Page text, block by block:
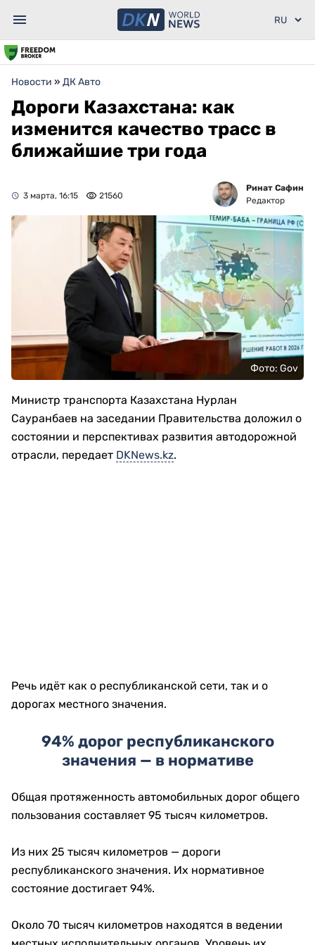
Новости » ДК Авто
Дороги Казахстана: как
изменится качество трасс в
ближайшие три года
3 марта, 16:15 21560
Ринат Сафин
Редактор
Фото: Gov
Министр транспорта Казахстана Нурлан
Сауранбаев на заседании Правительства доложил о
состоянии и перспективах развития автодорожной
отрасли, передает DKNews.kz.
Речь идёт как о республиканской сети, так и о
дорогах местного значения.
94% дорог республиканского
значения — в нормативе
Общая протяженность автомобильных дорог общего
пользования составляет 95 тысяч километров.
Из них 25 тысяч километров — дороги
республиканского значения. Их нормативное
состояние достигает 94%.
Около 70 тысяч километров находятся в ведении